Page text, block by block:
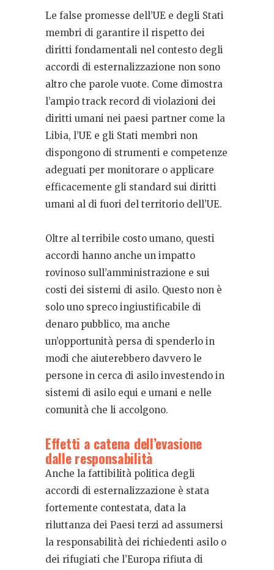
Le false promesse dell’UE e degli Stati
membri di garantire il rispetto dei
diritti fondamentali nel contesto degli
accordi di esternalizzazione non sono
altro che parole vuote. Come dimostra
l’ampio track record di violazioni dei
diritti umani nei paesi partner come la
Libia, l’UE e gli Stati membri non
dispongono di strumenti e competenze
adeguati per monitorare o applicare
efficacemente gli standard sui diritti
umani al di fuori del territorio dell’UE.
Oltre al terribile costo umano, questi
accordi hanno anche un impatto
rovinoso sull’amministrazione e sui
costi dei sistemi di asilo. Questo non è
solo uno spreco ingiustificabile di
denaro pubblico, ma anche
un’opportunità persa di spenderlo in
modi che aiuterebbero davvero le
persone in cerca di asilo investendo in
sistemi di asilo equi e umani e nelle
comunità che li accolgono.
Effetti a catena dell’evasione
dalle responsabilità
Anche la fattibilità politica degli
accordi di esternalizzazione è stata
fortemente contestata, data la
riluttanza dei Paesi terzi ad assumersi
la responsabilità dei richiedenti asilo o
dei rifugiati che l’Europa rifiuta di